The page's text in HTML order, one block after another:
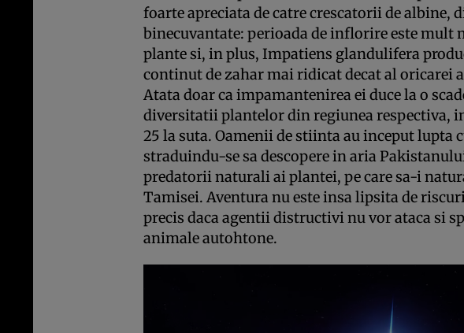
foarte apreciata de catre crescatorii de albine,
binecuvantate: perioada de inflorire este mult
plante si, in plus, Impatiens glandulifera
continut de zahar mai ridicat decat al oricarei
Atata doar ca impamantenirea ei duce la o
diversitatii plantelor din regiunea respectiva,
25 la suta. Oamenii de stiinta au inceput lupta
straduindu-se sa descopere in aria
predatorii naturali ai plantei, pe care sa-i
Tamisei. Aventura nu este insa lipsita de
precis daca agentii distructivi nu vor ataca si
animale autohtone.